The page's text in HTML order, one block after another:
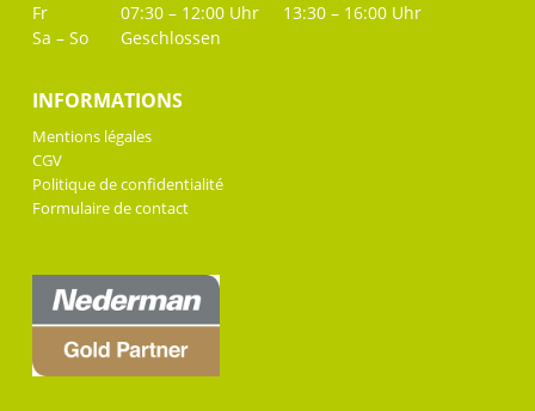
Fr
07:30 – 12:00 Uhr
13:30 – 16:00 Uhr
Sa – So
Geschlossen
INFORMATIONS
Mentions légales
CGV
Politique de confidentialité
Formulaire de contact